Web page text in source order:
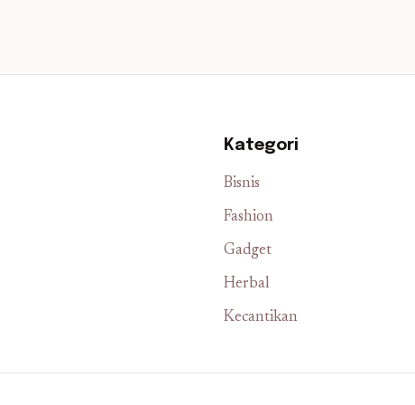
Kategori
Bisnis
Fashion
Gadget
Herbal
Kecantikan